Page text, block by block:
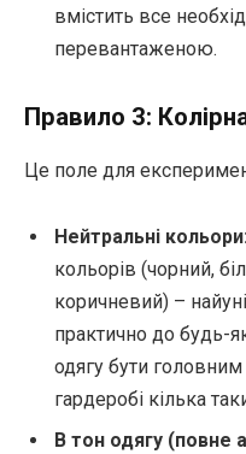
вмістить все
перевантаженою.
Правило 3:
Це поле для
Нейтральні кольори:
кольорів (чорний,
коричневий) –
практично до будь-
одягу бути
гардеробі кілька
В тон одягу (повне